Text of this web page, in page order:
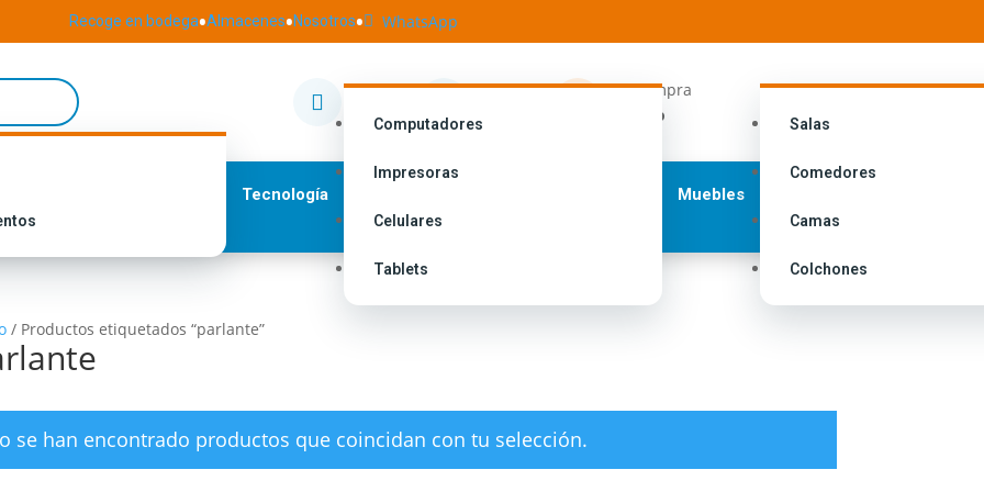
Recoge en bodega•Almacenes•Nosotros• WhatsApp

Nuestras
Tiendas
Ingresa a
Tu compra
Carrito
Tecnología
Computadores
Impresoras
Celulares
Tablets
Muebles
Salas
Comedores
Camas
Colchones
/ Productos etiquetados “parlante”
se han encontrado productos que coincidan con tu selección.